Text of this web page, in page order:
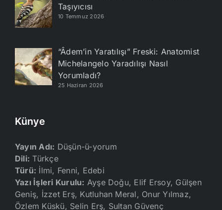
Taşıyıcısı
10 Temmuz 2026
“Âdem’in Yaratılışı” Freski: Anatomist
Michelangelo Yaradılışı Nasıl
Yorumladı?
25 Haziran 2026
Künye
Yayın Adı: Düşün-ü-yorum
Dili: Türkçe
Türü: İlmi, Fenni, Edebi
Yazı İşleri Kurulu: Ayşe Doğu, Elif Ersoy, Gülşen
Geniş, İzzet Erş, Kutluhan Meral, Onur Yılmaz,
Özlem Küskü, Selin Erş, Sultan Güvenç